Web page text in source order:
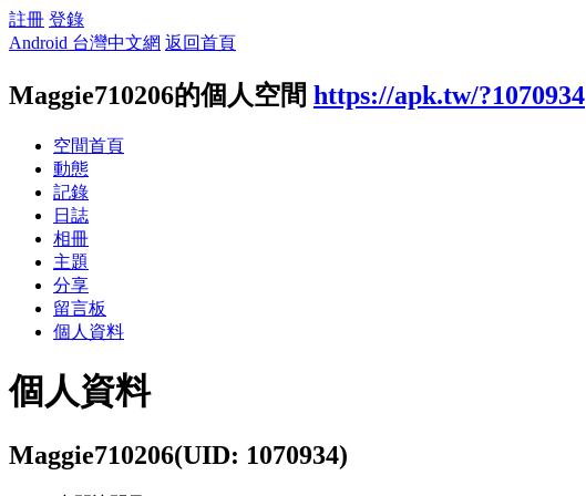
註冊 登錄
Android 台灣中文網 返回首頁
Maggie710206的個人空間 https://apk.tw/?1070934
空間首頁
動態
記錄
日誌
相冊
主題
分享
留言板
個人資料
個人資料
Maggie710206(UID: 1070934)